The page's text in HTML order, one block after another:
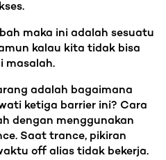
maka ini adalah sesuatu
kalau kita tidak bisa
masalah.
adalah bagaimana
ketiga barrier ini? Cara
dengan menggunakan
Saat trance, pikiran
off alias tidak bekerja.